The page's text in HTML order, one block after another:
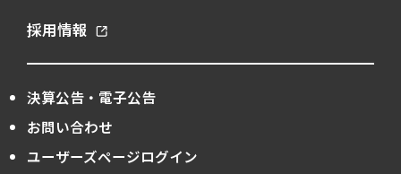
採用情報
決算公告・電子公告
お問い合わせ
ユーザーズページログイン